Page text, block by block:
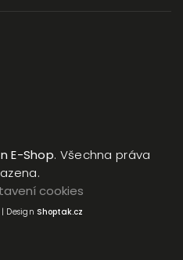
E-Shop. Všechna práva
cookies
| Design Shoptak.cz